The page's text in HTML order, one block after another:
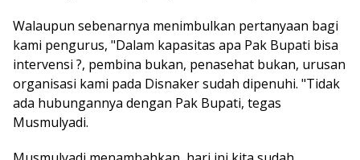
Walaupun sebenarnya menimbulkan pertanyaan bagi
kami pengurus, "Dalam kapasitas apa Pak Bupati bisa
intervensi ?, pembina bukan, penasehat bukan, urusan
organisasi kami pada Disnaker sudah dipenuhi. "Tidak
ada hubungannya dengan Pak Bupati, tegas
Musmulyadi.